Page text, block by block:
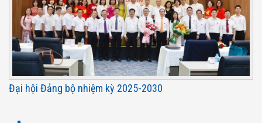
Đại hội Đảng bộ nhiệm kỳ 2025-2030